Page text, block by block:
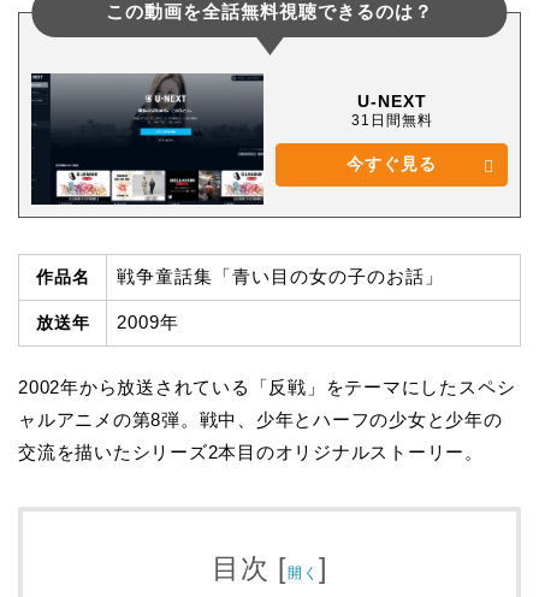
この動画を全話無料視聴できるのは？
U-NEXT
31日間無料
今すぐ見る
作品名 戦争童話集「青い目の女の子のお話」
放送年 2009年
2002年から放送されている「反戦」をテーマにしたスペシ
ャルアニメの第8弾。戦中、少年とハーフの少女と少年の
交流を描いたシリーズ2本目のオリジナルストーリー。
目次 [開く ]